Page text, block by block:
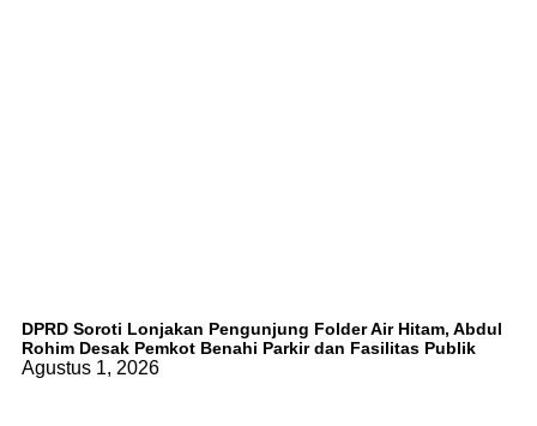
DPRD Soroti Lonjakan Pengunjung Folder Air Hitam, Abdul
Rohim Desak Pemkot Benahi Parkir dan Fasilitas Publik
Agustus 1, 2026